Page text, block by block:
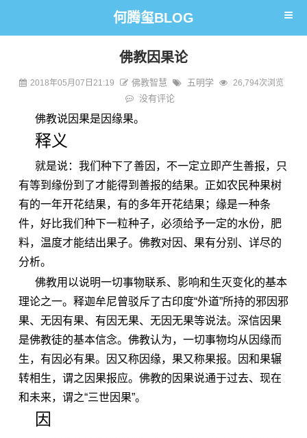
佛教因果论
2018年05月07日21:19 佛教智慧 五明学 26,794次浏览
没有评论
佛教说因果是因缘果。
释义
就是说：我们种下了善因，不一定立即产生善报，只
有等到缘份到了才能得到善报的结果。正如农民种果树
有的一年开花结果，有的多年开花结果；缘是一种条
件，好比我们种下一粒种子，必须给予一定的水份，肥
料，温度才能结出果子。佛教对因、果有分别、详尽的
分析。
佛教用以说明一切事物联系、影响和生灭变化的基本
理论之一。释迦牟尼曾驳斥了古印度“外道”所持的邪因邪
果、无因有果、有因无果、无因无果等说法。深信因果
是佛教徒的基本信念。佛教认为，一切事物均从因缘而
生，有因必有果。因又称因缘，果又称果报。因和果辗
转相生，谓之因果报应。佛教的因果说通于过去、现在
和未来，谓之“三世因果”。
因
何腾玺BLOG